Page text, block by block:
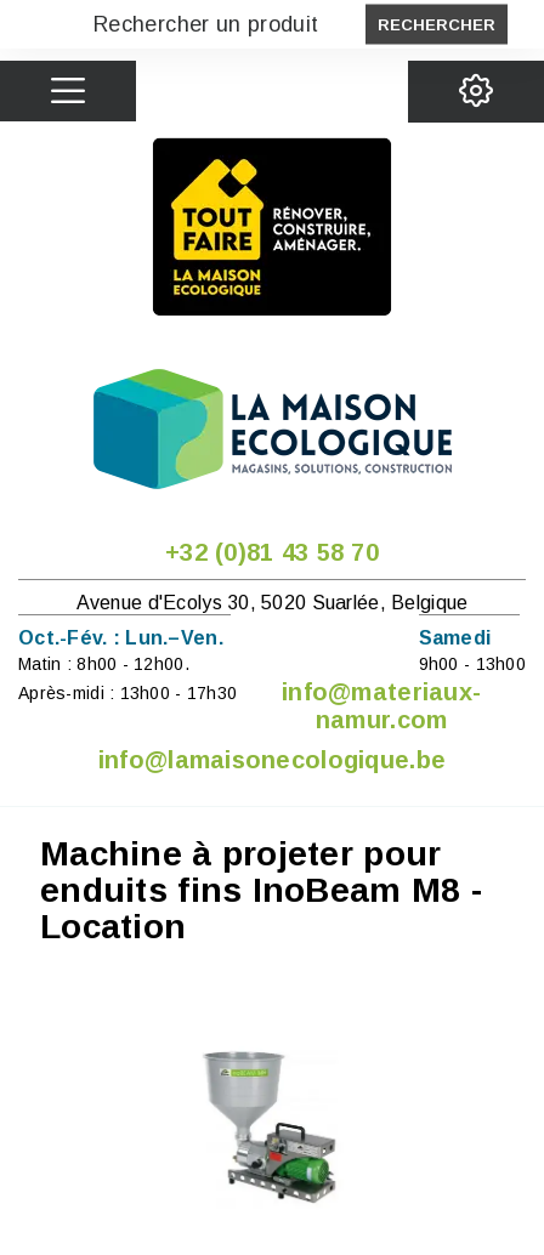
RECHERCHER
+32 (0)81 43 58 70
Avenue d'Ecolys 30, 5020 Suarlée, Belgique
Oct.-Fév. : Lun.–Ven.
Matin : 8h00 - 12h00.
Après-midi : 13h00 - 17h30
Samedi
9h00 - 13h00
info@materiaux-
namur.com
info@lamaisonecologique.be
Machine à projeter pour
enduits fins InoBeam M8 -
Location